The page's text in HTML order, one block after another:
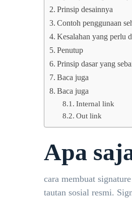
Prinsip desainnya
Contoh penggunaan
Kesalahan yang perlu
Penutup
Prinsip dasar yang
Baca juga
Baca juga
Internal link
Out link
Apa
cara membuat
tautan sosial resmi.